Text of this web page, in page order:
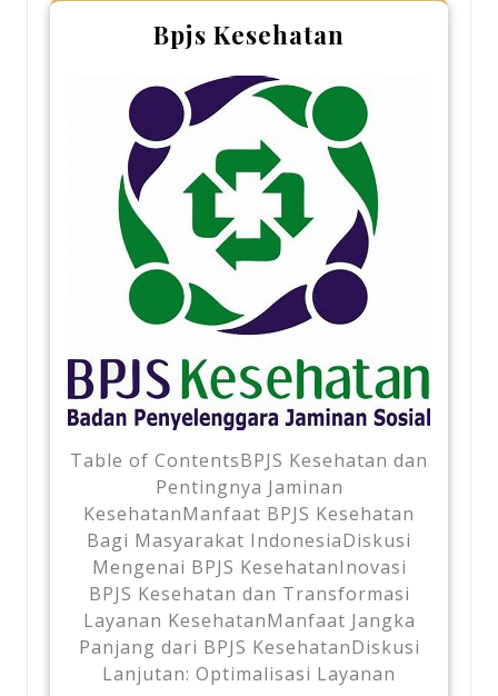
Bpjs Kesehatan
Table of ContentsBPJS Kesehatan dan
Pentingnya Jaminan
KesehatanManfaat BPJS Kesehatan
Bagi Masyarakat IndonesiaDiskusi
Mengenai BPJS KesehatanInovasi
BPJS Kesehatan dan Transformasi
Layanan KesehatanManfaat Jangka
Panjang dari BPJS KesehatanDiskusi
Lanjutan: Optimalisasi Layanan